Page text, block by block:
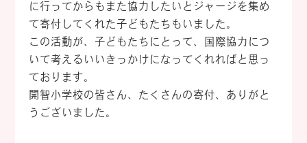
に行ってからもまた協力したいとジャージを集め
て寄付してくれた子どもたちもいました。
この活動が、子どもたちにとって、国際協力につ
いて考えるいいきっかけになってくれればと思っ
ております。
開智小学校の皆さん、たくさんの寄付、ありがと
うございました。